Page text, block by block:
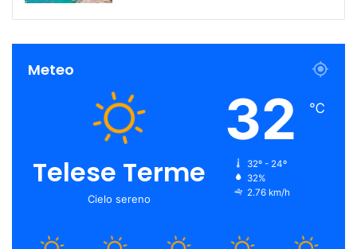
Meteo
Telese Terme
Cielo sereno
32 ℃
32º - 24º
32%
2.76 km/h